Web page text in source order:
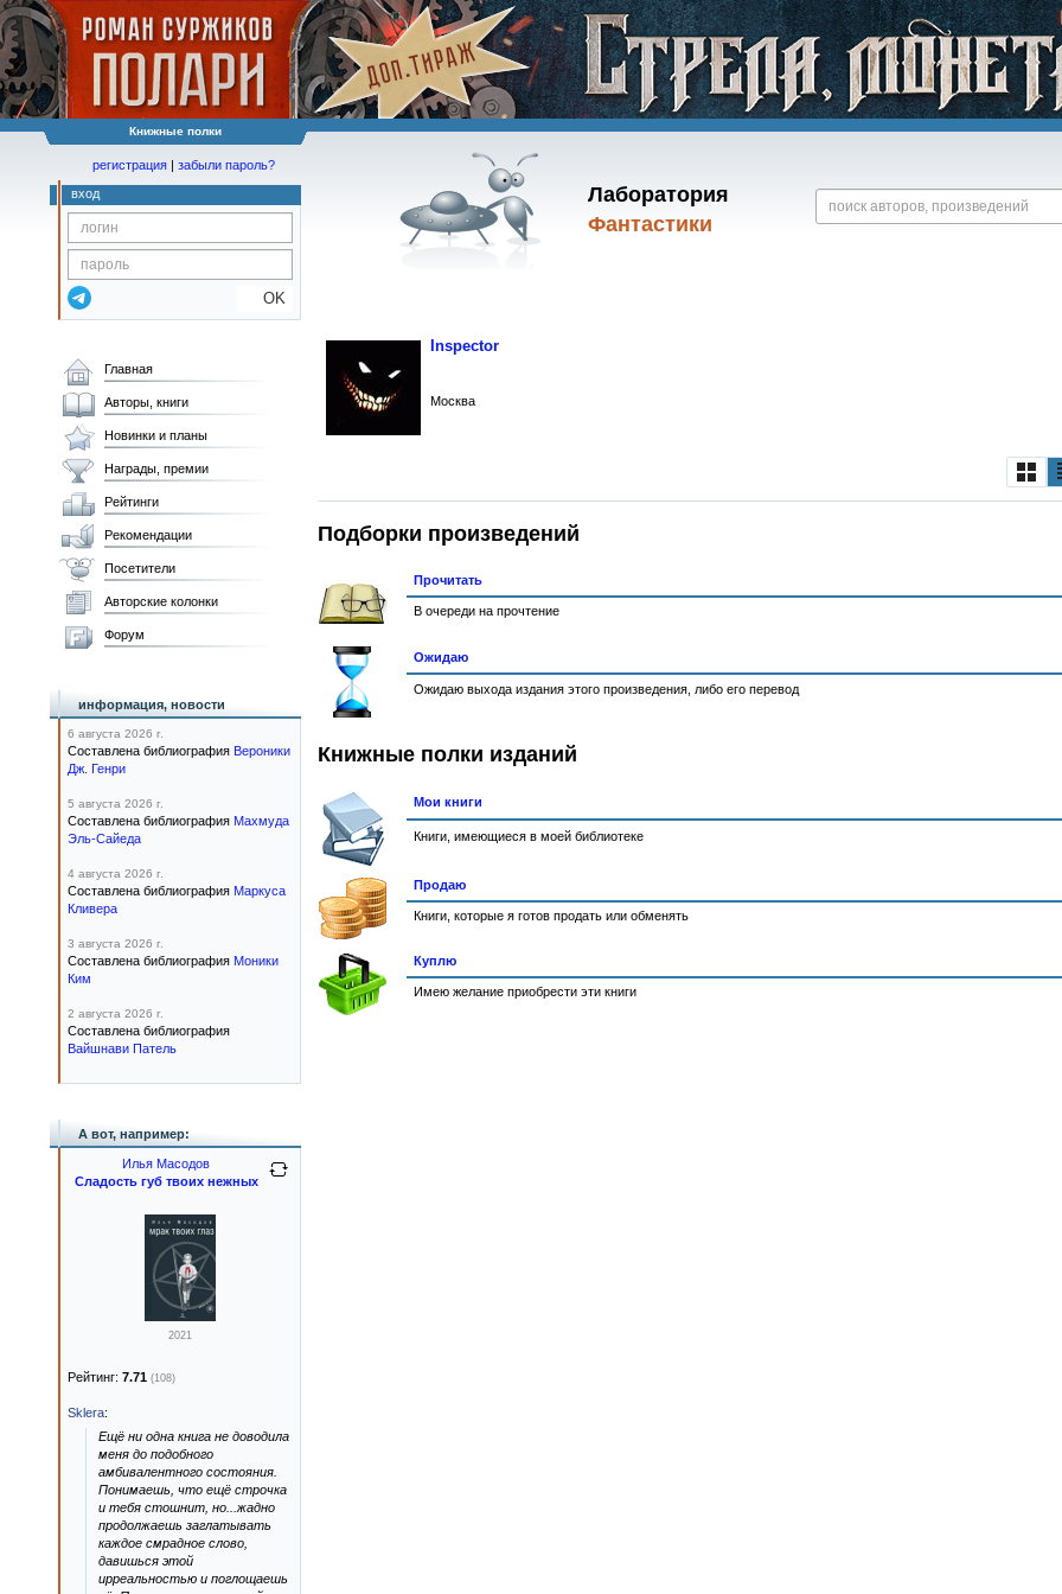
Книжные полки
Лаборатория
Фантастики
регистрация | забыли пароль?
вход
OK
Inspector
Москва
Подборки произведений
Прочитать
В очереди на прочтение
Ожидаю
Ожидаю выхода издания этого произведения, либо его перевод
Книжные полки изданий
Мои книги
Книги, имеющиеся в моей библиотеке
Продаю
Книги, которые я готов продать или обменять
Куплю
Имею желание приобрести эти книги
Главная
Авторы, книги
Новинки и планы
Награды, премии
Рейтинги
Рекомендации
Посетители
Авторские колонки
Форум
информация, новости
6 августа 2026 г.
Составлена библиография Вероники
Дж. Генри
5 августа 2026 г.
Составлена библиография Махмуда
Эль-Сайеда
4 августа 2026 г.
Составлена библиография Маркуса
Кливера
3 августа 2026 г.
Составлена библиография Моники
Ким
2 августа 2026 г.
Составлена библиография
Вайшнави Патель
А вот, например:
Илья Масодов
Сладость губ твоих нежных
2021
Рейтинг: 7.71 (108)
Sklera:
Ещё ни одна книга не доводила
меня до подобного
амбивалентного состояния.
Понимаешь, что ещё строчка
и тебя стошнит, но...жадно
продолжаешь заглатывать
каждое смрадное слово,
давишься этой
ирреальностью и поглощаешь